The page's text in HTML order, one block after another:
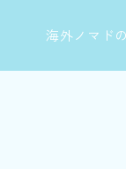
海外ノマド